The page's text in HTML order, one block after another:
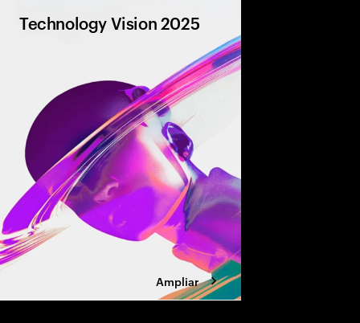
Technology Vision 2025
Ampliar